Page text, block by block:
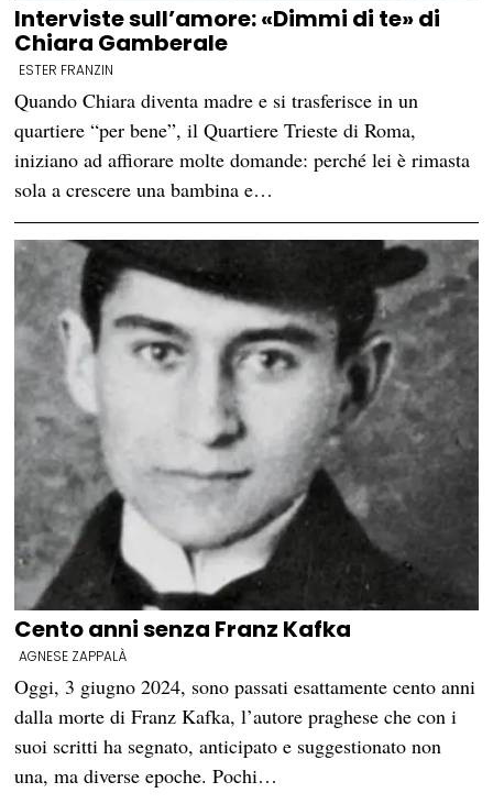
Interviste sull’amore: «Dimmi di te» di
Chiara Gamberale
ESTER FRANZIN
Quando Chiara diventa madre e si trasferisce in un
quartiere “per bene”, il Quartiere Trieste di Roma,
iniziano ad affiorare molte domande: perché lei è rimasta
sola a crescere una bambina e…
Cento anni senza Franz Kafka
AGNESE ZAPPALÀ
Oggi, 3 giugno 2024, sono passati esattamente cento anni
dalla morte di Franz Kafka, l’autore praghese che con i
suoi scritti ha segnato, anticipato e suggestionato non
una, ma diverse epoche. Pochi…